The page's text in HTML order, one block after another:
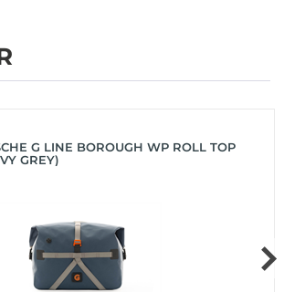
G LINE BOROUGH WP ROLL TOP
GREY)